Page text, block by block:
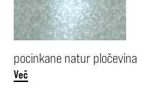
pocinkane natur pločevina
Več